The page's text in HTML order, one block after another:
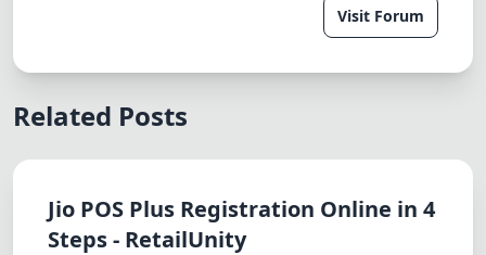
Visit Forum
Related Posts
Jio POS Plus Registration Online in 4
Steps - RetailUnity